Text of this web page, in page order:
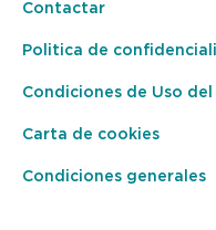
Contactar
Politica de
Condiciones de Uso del
Carta de cookies
Condiciones generales